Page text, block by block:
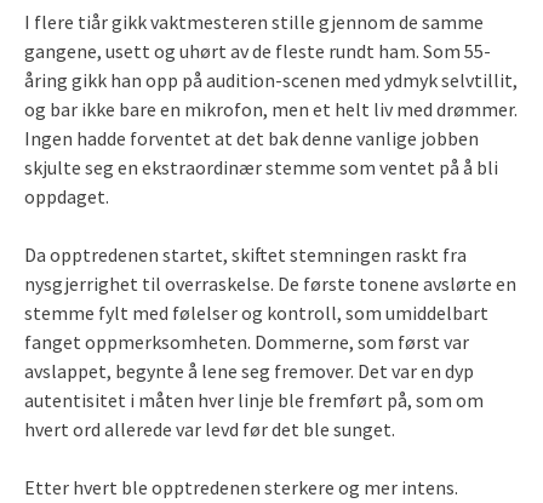
I flere tiår gikk vaktmesteren stille gjennom de samme
gangene, usett og uhørt av de fleste rundt ham. Som 55-
åring gikk han opp på audition-scenen med ydmyk selvtillit,
og bar ikke bare en mikrofon, men et helt liv med drømmer.
Ingen hadde forventet at det bak denne vanlige jobben
skjulte seg en ekstraordinær stemme som ventet på å bli
oppdaget.
Da opptredenen startet, skiftet stemningen raskt fra
nysgjerrighet til overraskelse. De første tonene avslørte en
stemme fylt med følelser og kontroll, som umiddelbart
fanget oppmerksomheten. Dommerne, som først var
avslappet, begynte å lene seg fremover. Det var en dyp
autentisitet i måten hver linje ble fremført på, som om
hvert ord allerede var levd før det ble sunget.
Etter hvert ble opptredenen sterkere og mer intens.